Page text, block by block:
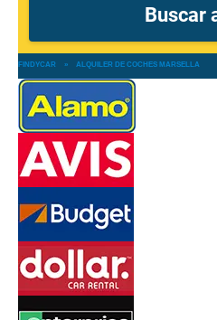
FINDYCAR » ALQUILER DE COCHES MARSELLA